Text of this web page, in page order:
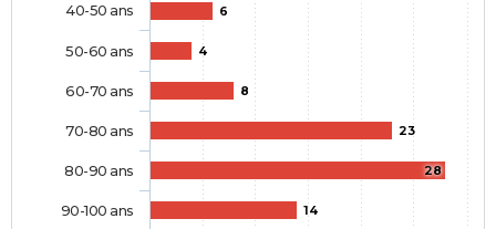
6
4
8
23
28
14
40-50 ans
50-60 ans
60-70 ans
70-80 ans
80-90 ans
90-100 ans